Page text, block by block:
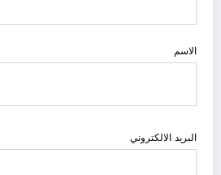
الاسم
البريد الالكتروني